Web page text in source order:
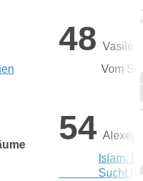
48 Vasile
Vom
54 Alexej
Islam:
Sucht